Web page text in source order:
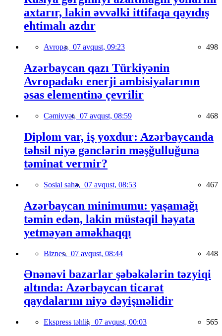
axtarır, lakin əvvəlki ittifaqa qayıdış
ehtimalı azdır
Avropa, 07 avqust, 09:23 498
Azərbaycan qazı Türkiyənin
Avropadakı enerji ambisiyalarının
əsas elementinə çevrilir
Cəmiyyət, 07 avqust, 08:59 468
Diplom var, iş yoxdur: Azərbaycanda
təhsil niyə gənclərin məşğulluğuna
təminat vermir?
Sosial sahə, 07 avqust, 08:53 467
Azərbaycan minimumu: yaşamağı
təmin edən, lakin müstəqil həyata
yetməyən əməkhaqqı
Biznes, 07 avqust, 08:44 448
Ənənəvi bazarlar şəbəkələrin təzyiqi
altında: Azərbaycan ticarət
qaydalarını niyə dəyişməlidir
Ekspress təhlil, 07 avqust, 00:03 565